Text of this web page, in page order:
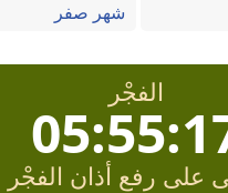
شهر صفر
الفجْر
على رفع أذان الفجْر